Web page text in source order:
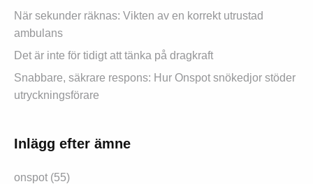
När sekunder räknas: Vikten av en korrekt utrustad
ambulans
Det är inte för tidigt att tänka på dragkraft
Snabbare, säkrare respons: Hur Onspot snökedjor stöder
utryckningsförare
Inlägg efter ämne
onspot (55)